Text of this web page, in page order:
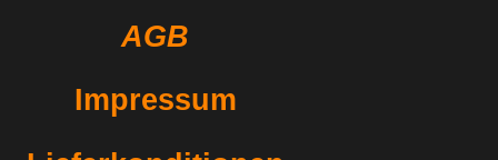
AGB
Impressum